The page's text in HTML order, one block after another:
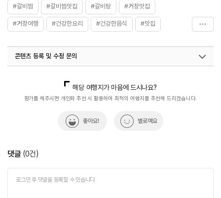
#갈비찜 #갈비찜맛집 #갈비탕 #거창맛집
#거창여행 #건강한요리 #건강한음식 #맛집
#한식맛집
콘텐츠 등록 및 수정 문의
해당 여행지가 마음에 드시나요?
평가를 해주시면 개인화 추천 시 활용하여 최적의 여행지를 추천해 드리겠습니다.
좋아요! 별로예요
댓글 (0건)